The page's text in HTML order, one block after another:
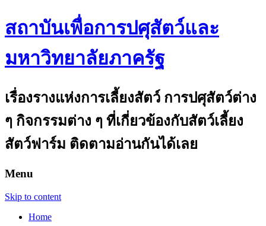
สถาบันเพื่อการปศุสัตว์และ
มหาวิทยาลัยภาครัฐ
เรื่องรางแห่งการเลี้ยงสัตว์ การปศุสัตว์ต่าง
ๆ กิจกรรมต่าง ๆ ที่เกี่ยวข้องกับสัตว์เลี้ยง
สัตว์ฟาร์ม ติดตามอ่านกันได้เลย
Menu
Skip to content
Home